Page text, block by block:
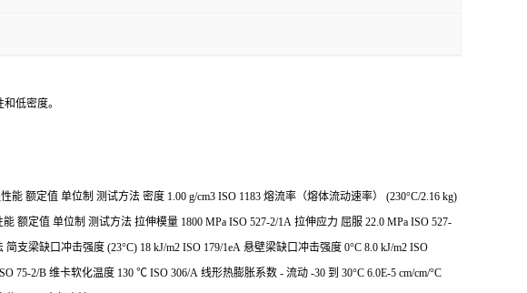
低密度。
能 额定值 单位制 测试方法 密度 1.00 g/cm3 ISO 1183 熔流率（熔体流动速率） (230°C/2.16 kg)
能 额定值 单位制 测试方法 拉伸模量 1800 MPa ISO 527-2/1A 拉伸应力 屈服 22.0 MPa ISO 527-
简支梁缺口冲击强度 (23°C) 18 kJ/m2 ISO 179/1eA 悬壁梁缺口冲击强度 0°C 8.0 kJ/m2 ISO
75-2/B 维卡软化温度 130 ℃ ISO 306/A 线形热膨胀系数 - 流动 -30 到 30°C 6.0E-5 cm/cm/°C